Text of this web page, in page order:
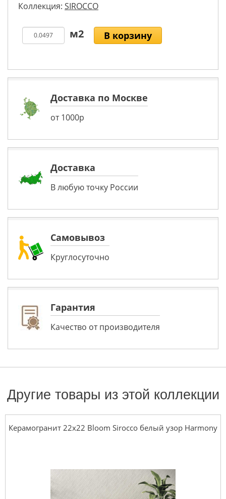
Коллекция: SIROCCO
В корзину
Доставка по Москве
от 1000р
Доставка
В любую точку России
Самовывоз
Круглосуточно
Гарантия
Качество от производителя
Другие товары из этой коллекции
Керамогранит 22x22 Bloom Sirocco белый узор Harmony